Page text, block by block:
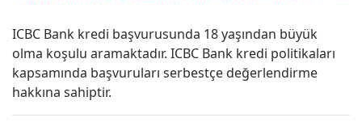
ICBC Bank kredi başvurusunda 18 yaşından büyük
olma koşulu aramaktadır. ICBC Bank kredi politikaları
kapsamında başvuruları serbestçe değerlendirme
hakkına sahiptir.